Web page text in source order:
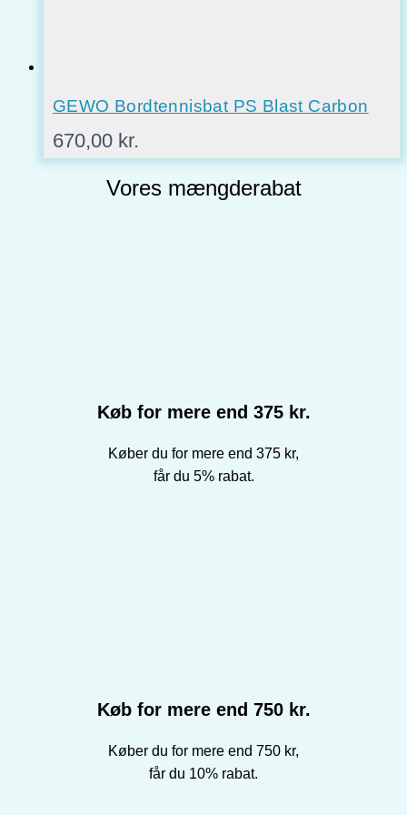
GEWO Bordtennisbat PS Blast Carbon
670,00 kr.
Vores mængderabat
Køb for mere end 375 kr.
Køber du for mere end 375 kr,
får du 5% rabat.
Køb for mere end 750 kr.
Køber du for mere end 750 kr,
får du 10% rabat.